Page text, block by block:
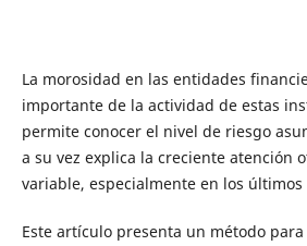
La morosidad en las entidades
importante de la actividad de estas
permite conocer el nivel de riesgo
a su vez explica la creciente atención
variable, especialmente en los
Este artículo presenta un método